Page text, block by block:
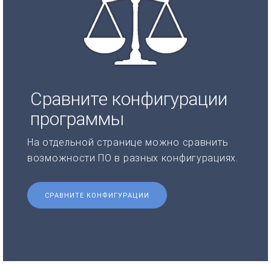
Сравните конфигурации
программы
На отдельной странице можно сравнить
возможности ПО в разных конфигурациях.
СРАВНИТЕ КОНФИГУРАЦИИ